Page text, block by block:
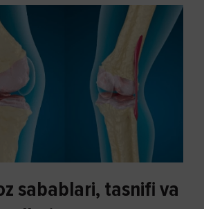
sabablari, tasnifi va